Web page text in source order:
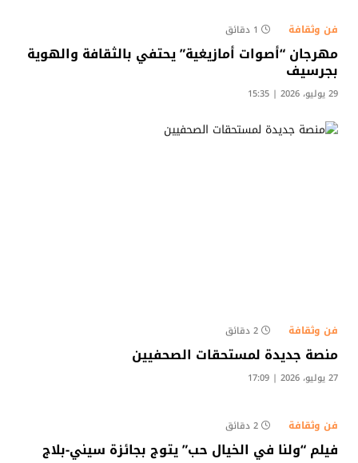
فن وثقافة 1 دقائق
مهرجان “أصوات أمازيغية” يحتفي بالثقافة والهوية
بجرسيف
29 يوليو، 2026 | 15:35
فن وثقافة 2 دقائق
منصة جديدة لمستحقات الصحفيين
27 يوليو، 2026 | 17:09
فن وثقافة 2 دقائق
فيلم “ولنا في الخيال حب” يتوج بجائزة سيني-بلاج